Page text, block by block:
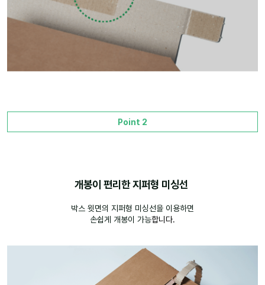
Point 2
개봉이 편리한 지퍼형 미싱선
박스 윗면의 지퍼형 미싱선을 이용하면
손쉽게 개봉이 가능합니다.